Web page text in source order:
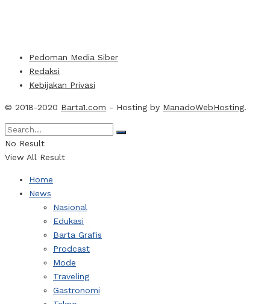
Pedoman Media Siber
Redaksi
Kebijakan Privasi
© 2018-2020 Barta1.com - Hosting by ManadoWebHosting.
No Result
View All Result
Home
News
Nasional
Edukasi
Barta Grafis
Prodcast
Mode
Traveling
Gastronomi